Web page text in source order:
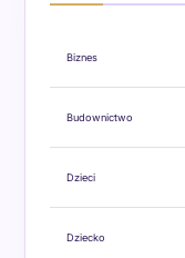
Biznes
Budownictwo
Dzieci
Dziecko